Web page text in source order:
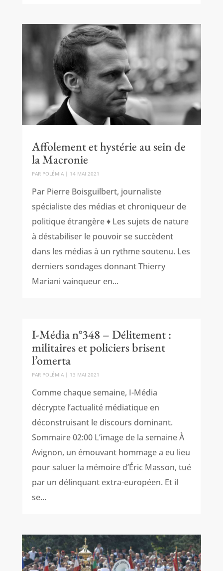
Affolement et hystérie au sein de
la Macronie
PAR POLÉMIA| 14 MAI 2021
Par Pierre Boisguilbert, journaliste
spécialiste des médias et chroniqueur de
politique étrangère ♦ Les sujets de nature
à déstabiliser le pouvoir se succèdent
dans les médias à un rythme soutenu. Les
derniers sondages donnant Thierry
Mariani vainqueur en...
I-Média n°348 – Délitement :
militaires et policiers brisent
l’omerta
PAR POLÉMIA| 13 MAI 2021
Comme chaque semaine, I-Média
décrypte l’actualité médiatique en
déconstruisant le discours dominant.
Sommaire 02:00 L’image de la semaine À
Avignon, un émouvant hommage a eu lieu
pour saluer la mémoire d’Éric Masson, tué
par un délinquant extra-européen. Et il
se...